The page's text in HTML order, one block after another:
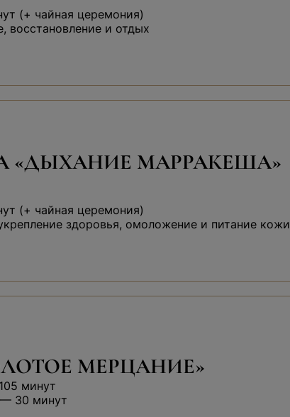
(+ чайная церемония)
восстановление и отдых
«ДЫХАНИЕ МАРРАКЕША»
(+ чайная церемония)
здоровья, омоложение и питание кожи
МЕРЦАНИЕ»
минут
30 минут